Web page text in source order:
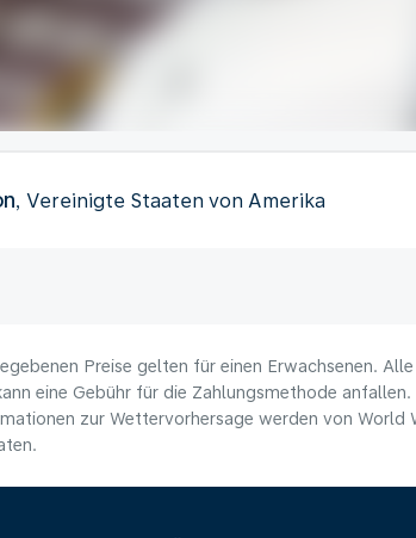
, Vereinigte Staaten von Amerika
Preise gelten für einen Erwachsenen.
eine Gebühr für die Zahlungsmethode
zur Wettervorhersage werden von